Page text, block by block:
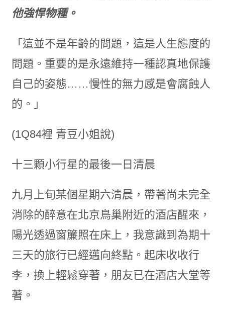
他強悍物種。
「這並不是年齡的問題，這是人生態度的
問題。重要的是永遠維持一種認真地保護
自己的姿態……慢性的無力感是會腐蝕人
的。」
(1Q84裡 青豆小姐說)
十三顆小行星的最後一日清晨
九月上旬某個星期六清晨，帶著尚未完全
消除的醉意在北京鳥巢附近的酒店醒來，
陽光透過窗簾照在床上，我意識到為期十
三天的旅行已經邁向終點。起床收收行
李，換上輕鬆穿著，朋友已在酒店大堂等
著。